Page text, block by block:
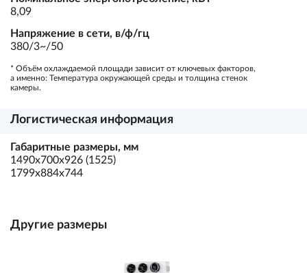
8,09
Напряжение в сети, в/ф/гц
380/3~/50
* Объём охлаждаемой площади зависит от ключевых факторов,
а именно: Температура окружающей среды и толщина стенок
камеры.
Логистическая информация
Габаритные размеры, мм
1490х700х926 (1525)
1799х884х744
Другие размеры